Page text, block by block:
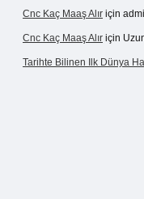
Cnc Kaç Maaş Alır için
Cnc Kaç Maaş Alır için
Tarihte Bilinen Ilk Dünya